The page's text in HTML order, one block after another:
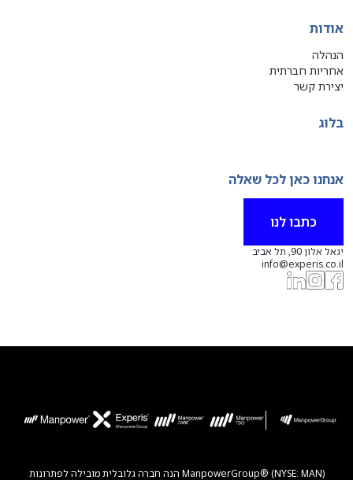
אודות
הנהלה
אחריות חברתית
יצירת קשר
בלוג
אנחנו כאן לכל שאלה
כתבו לנו
יגאל אלון 90, תל אביב
info@experis.co.il
ManpowerGroup® (NYSE: MAN) הנה חברה גלובלית מובילה לפתרונות